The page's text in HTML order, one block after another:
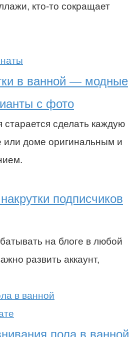
кто-то сокращает
в ванной — модные
с фото
старается сделать каждую
или доме оригинальным и
подписчиков
на блоге в любой
развить аккаунт,
пола в ванной